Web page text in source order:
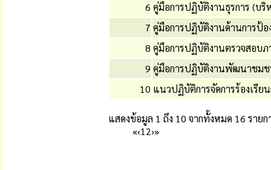
6 คู่มือการปฏิบัติงานธุรการ (บริ
7 คู่มือการปฏิบัติงานด้านการป้
8 คู่มือการปฏิบัติงานตรวจสอบภ
9 คู่มือการปฏิบัติงานพัฒนาชมช
10 แนวปฏิบัติการจัดการร้องเรี
แสดงข้อมูล 1 ถึง 10 จากทั้งหมด 16 รายก
«‹12›»